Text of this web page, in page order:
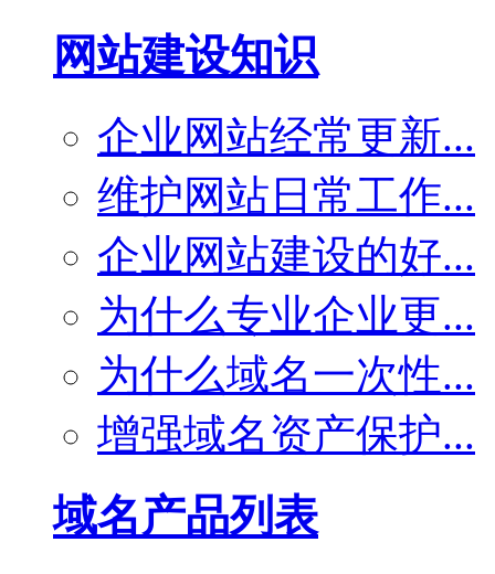
网站建设知识
企业网站经常更新...
维护网站日常工作...
企业网站建设的好...
为什么专业企业更...
为什么域名一次性...
增强域名资产保护...
域名产品列表